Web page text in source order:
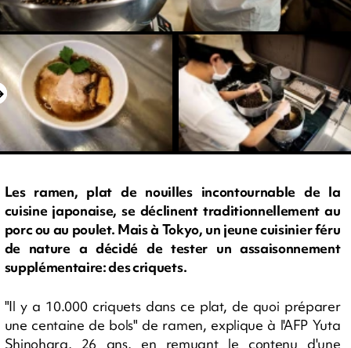
Les ramen, plat de nouilles incontournable de la
cuisine japonaise, se déclinent traditionnellement au
porc ou au poulet. Mais à Tokyo, un jeune cuisinier féru
de nature a décidé de tester un assaisonnement
supplémentaire: des criquets.
"Il y a 10.000 criquets dans ce plat, de quoi préparer
une centaine de bols" de ramen, explique à l'AFP Yuta
Shinohara, 26 ans, en remuant le contenu d'une